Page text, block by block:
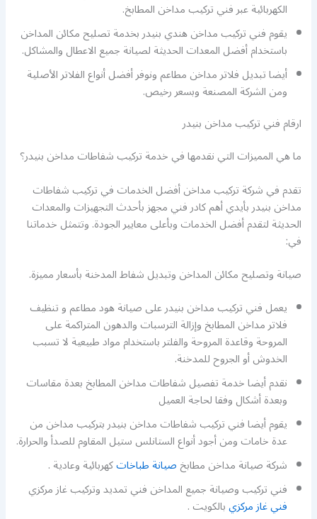
الكهربائية عبر فني تركيب مداخن المطابخ.
يقوم فني تركيب مداخن هندي بنيدر بخدمة تصليح مكائن المداخن
باستخدام أفضل المعدات الحديثة لصيانة جميع الاعطال والمشاكل.
أيضا تبديل فلاتر مداخن مطاعم ونوفر أفضل أنواع الفلاتر الأصلية
ومن الشركة المصنعة وبسعر رخيص.
ارقام فني تركيب مداخن بنيدر
ما هي المميزات التي نقدمها في خدمة تركيب شفاطات مداخن بنيدر؟
تقدم في شركة تركيب مداخن أفضل الخدمات في تركيب شفاطات
مداخن بنيدر بأيدي أهم كادر فني مجهز بأحدث التجهيزات والمعدات
الحديثة لتقدم أفضل الخدمات وبأعلى معايير الجودة. وتتمثل خدماتنا
في:
صيانة وتصليح مكائن المداخن وتبديل شفاط المدخنة بأسعار مميزة.
يعمل فني تركيب مداخن بنيدر على صيانة هود مطاعم و تنظيف
فلاتر مداخن المطابخ وإزالة الترسبات والدهون المتراكمة على
المروحة وقاعدة المروحة والفلتر باستخدام مواد طبيعية لا تسبب
الخدوش أو الجروح للمدخنة.
نقدم أيضا خدمة تفصيل شفاطات مداخن المطابخ بعدة مقاسات
وبعدة أشكال وفقا لحاجة العميل
يقوم أيضا فني تركيب شفاطات مداخن بنيدر بتركيب مداخن من
عدة خامات ومن أجود أنواع الستانلس ستيل المقاوم للصدأ والحرارة.
شركة صيانة مداخن مطابخصيانة طباخاتكهربائية وعادية .
فني تركيب وصيانة جميع المداخن فني تمديد وتركيب غاز مركزي
فني غاز مركزيبالكويت .